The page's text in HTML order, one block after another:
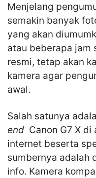
Menjelang
semakin banyak
yang akan
atau beberapa jam
resmi, tetap akan
kamera agar
awal.
Salah satunya
end Canon G7 X
internet beserta
sumbernya adalah
info. Kamera